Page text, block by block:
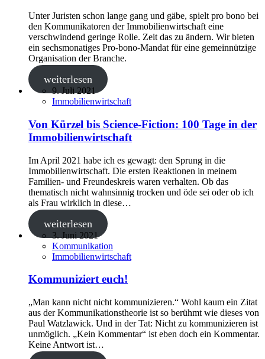
Unter Juristen schon lange gang und gäbe, spielt pro bono bei
den Kommunikatoren der Immobilienwirtschaft eine
verschwindend geringe Rolle. Zeit das zu ändern. Wir bieten
ein sechsmonatiges Pro-bono-Mandat für eine gemeinnützige
Organisation der Branche.
weiterlesen
9. Juli 2021
Immobilienwirtschaft
Von Kürzel bis Science-Fiction: 100 Tage in der
Immobilienwirtschaft
Im April 2021 habe ich es gewagt: den Sprung in die
Immobilienwirtschaft. Die ersten Reaktionen in meinem
Familien- und Freundeskreis waren verhalten. Ob das
thematisch nicht wahnsinnig trocken und öde sei oder ob ich
als Frau wirklich in diese…
weiterlesen
3. Juni 2021
Kommunikation
Immobilienwirtschaft
Kommuniziert euch!
„Man kann nicht nicht kommunizieren.“ Wohl kaum ein Zitat
aus der Kommunikationstheorie ist so berühmt wie dieses von
Paul Watzlawick. Und in der Tat: Nicht zu kommunizieren ist
unmöglich. „Kein Kommentar“ ist eben doch ein Kommentar.
Keine Antwort ist…